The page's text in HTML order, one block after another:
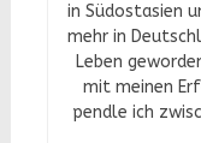
in Südostasien
mehr in
Leben
mit meinen
pendle ich